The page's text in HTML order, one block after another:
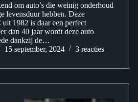
om auto’s die weinig onderhoud
levensduur hebben. Deze
1982 is daar een perfect
dan 40 jaar wordt deze auto
dankzij de…
15 september, 2024 3 reacties